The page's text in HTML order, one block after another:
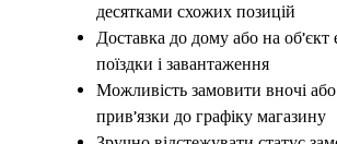
десятками схожих позицій
Доставка до дому або на
поїздки і завантаження
Можливість замовити вночі
прив’язки до графіку магазину